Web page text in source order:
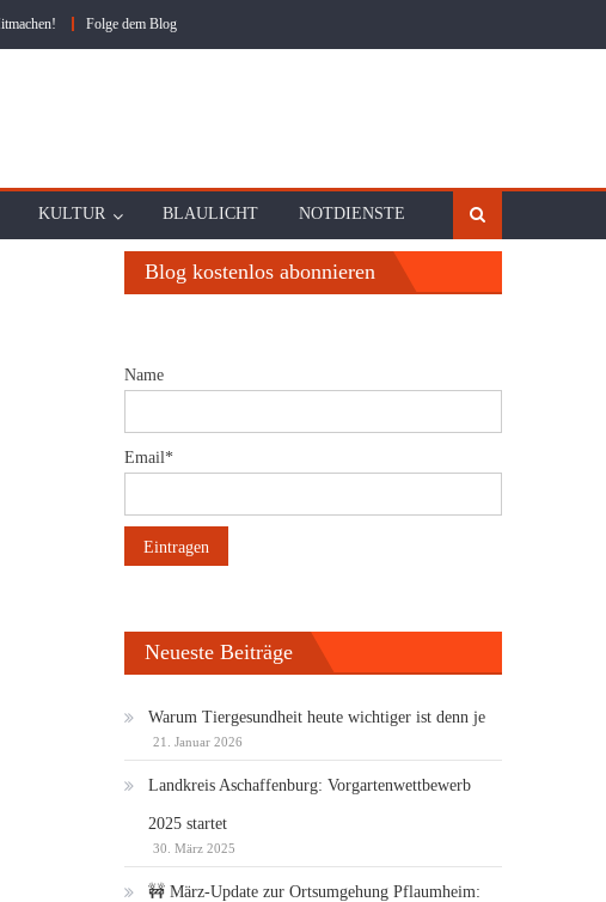
Folge dem Blog
KULTUR BLAULICHT NOTDIENSTE
Blog kostenlos abonnieren
Name
Email*
Neueste Beiträge
Warum Tiergesundheit heute wichtiger ist denn je
21. Januar 2026
Landkreis Aschaffenburg: Vorgartenwettbewerb
2025 startet
30. März 2025
🚧 März-Update zur Ortsumgehung Pflaumheim: